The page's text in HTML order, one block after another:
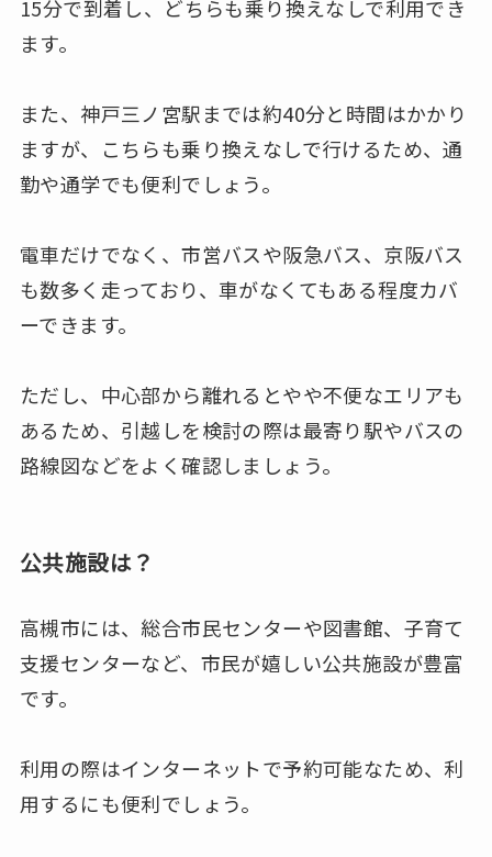
15分で到着し、どちらも乗り換えなしで利用でき
ます。
また、神戸三ノ宮駅までは約40分と時間はかかり
ますが、こちらも乗り換えなしで行けるため、通
勤や通学でも便利でしょう。
電車だけでなく、市営バスや阪急バス、京阪バス
も数多く走っており、車がなくてもある程度カバ
ーできます。
ただし、中心部から離れるとやや不便なエリアも
あるため、引越しを検討の際は最寄り駅やバスの
路線図などをよく確認しましょう。
公共施設は？
高槻市には、総合市民センターや図書館、子育て
支援センターなど、市民が嬉しい公共施設が豊富
です。
利用の際はインターネットで予約可能なため、利
用するにも便利でしょう。